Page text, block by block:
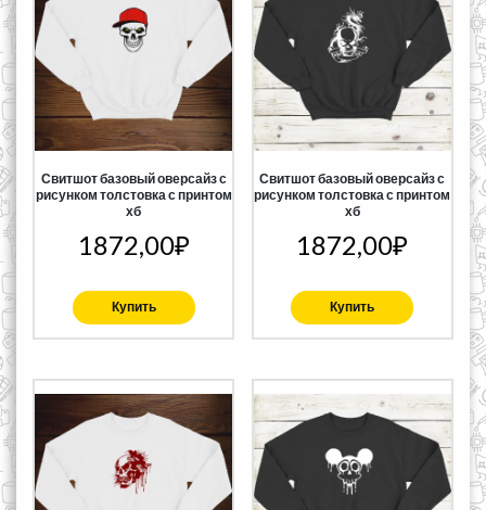
Свитшот базовый оверсайз с
рисунком толстовка с принтом
хб
1872,00₽
Купить
Свитшот базовый оверсайз с
рисунком толстовка с принтом
хб
1872,00₽
Купить